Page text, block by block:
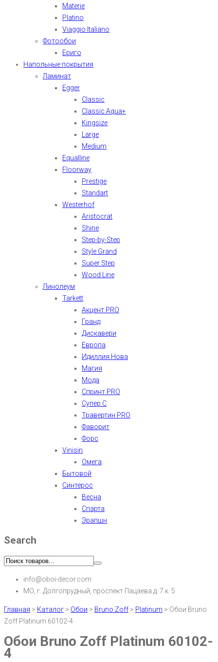
Materie
Platino
Viaggio Italiano
Фотообои
Ериго
Напольные покрытия
Ламинат
Egger
Classic
Classic Aqua+
Kingsize
Large
Medium
Equalline
Floorway
Prestige
Standart
Westerhof
Aristocrat
Shine
Step-by-Step
Style Grand
Super Step
Wood Line
Линолеум
Tarkett
Акцент PRO
Гранд
Дискавери
Европа
Идиллия Нова
Магия
Мода
Спринт PRO
Супер С
Травертин PRO
Фаворит
Форс
Vinisin
Омега
Бытовой
Синтерос
Весна
Спарта
Эрапшн
Search
info@oboi-decor.com
МО, г. Долгопрудный, проспект Пацаева д. 7 к. 5
Главная > Каталог > Обои > Bruno Zoff > Platinum > Обои Bruno
Zoff Platinum 60102-4
Обои Bruno Zoff Platinum 60102-
4